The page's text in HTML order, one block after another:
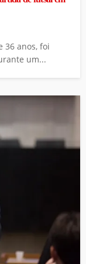
36 anos, foi
um...